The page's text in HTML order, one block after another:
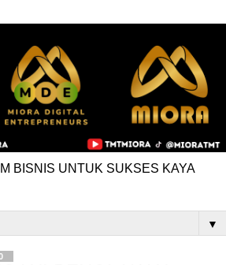
BISNIS UNTUK SUKSES KAYA
▼